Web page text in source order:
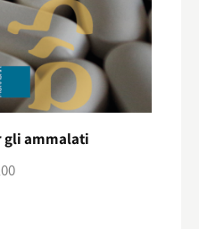
gli ammalati